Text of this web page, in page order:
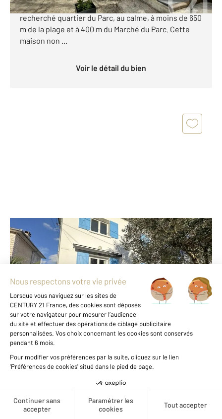
Créer une alerte
Large vous présente cette maison situé dans le très
recherché quartier du Parc, au calme, à moins de 650
m de la plage et à 400 m du Marché du Parc. Cette
maison non ...
Voir le détail du bien
ROYAN 17
55 m
, 3 pièces
Ref : 9084
Maison à vendre
358 700 €
ROYAN - Quartier du Parc - A deux pas des
commerces et de la plage. Maison mitoyenne de 55
m² habitable et 88 m² au sol des années 60, belle
hauteur sous plafond, édifiée sur un terrain de 185
m². Composé d ...
Voir le détail du bien
Voir les prix au m2 de cette
zone